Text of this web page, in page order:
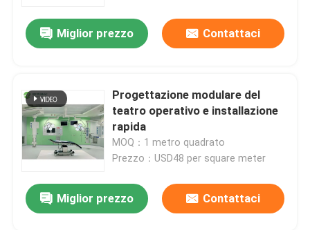
Miglior prezzo Contattaci
Progettazione modulare del
teatro operativo e installazione
rapida
MOQ：1 metro quadrato
Prezzo：USD48 per square meter
Miglior prezzo Contattaci